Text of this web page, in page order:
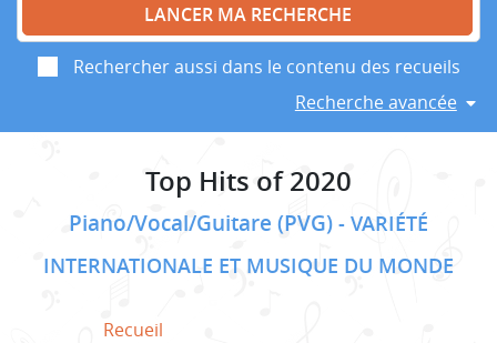
Rechercher aussi dans le contenu des recueils
Recherche avancée
Top Hits of 2020
Piano/Vocal/Guitare (PVG)
VARIÉTÉ
INTERNATIONALE ET MUSIQUE DU MONDE
Recueil